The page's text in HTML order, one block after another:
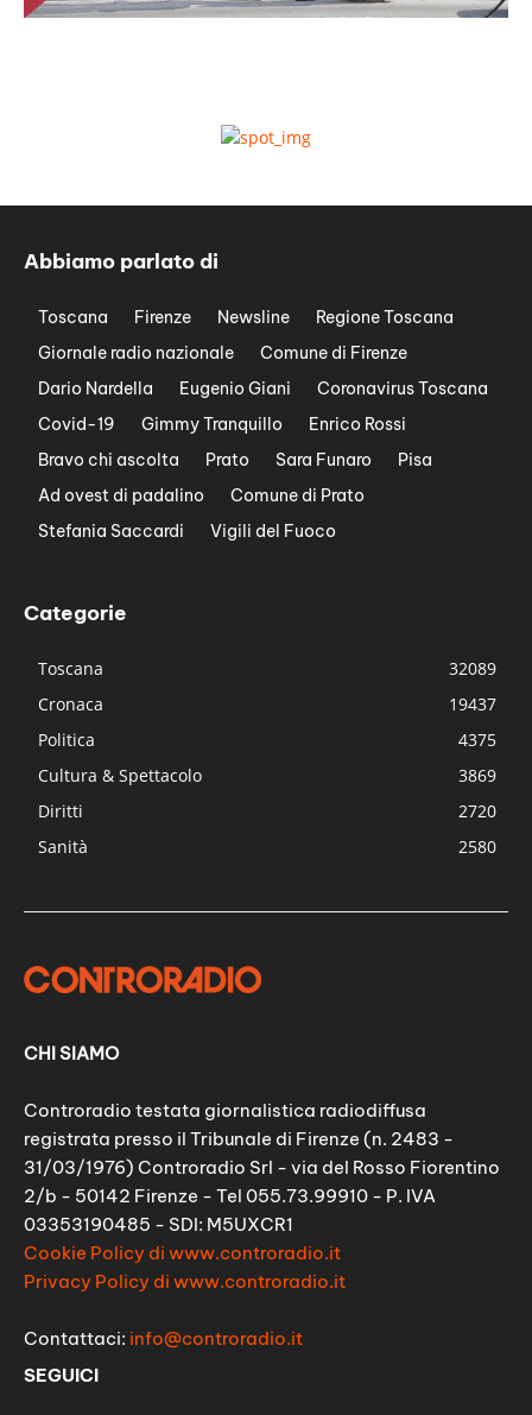
Abbiamo parlato di
Toscana Firenze Newsline
Regione Toscana
Giornale radio nazionale
Comune di Firenze
Dario Nardella
Eugenio Giani
Coronavirus Toscana
Covid-19
Gimmy Tranquillo
Enrico Rossi
Bravo chi ascolta
Prato Sara Funaro
Pisa
Ad ovest di padalino
Comune di Prato
Stefania Saccardi
Vigili del Fuoco
Categorie
Toscana
32089
Cronaca
19437
Politica
4375
Cultura & Spettacolo
3869
Diritti
2720
Sanità
2580
CHI SIAMO
Controradio testata giornalistica radiodiffusa
registrata presso il Tribunale di Firenze (n. 2483 -
31/03/1976) Controradio Srl - via del Rosso Fiorentino
2/b - 50142 Firenze - Tel 055.73.99910 - P. IVA
03353190485 - SDI: M5UXCR1
Cookie Policy di www.controradio.it
Privacy Policy di www.controradio.it
Contattaci: info@controradio.it
SEGUICI